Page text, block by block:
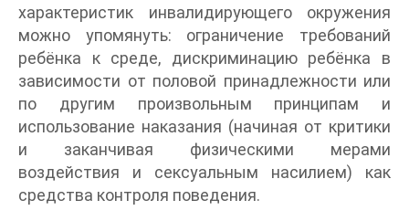
характеристик инвалидирующего окружения
можно упомянуть: ограничение требований
ребёнка к среде, дискриминацию ребёнка в
зависимости от половой принадлежности или
по другим произвольным принципам и
использование наказания (начиная от критики
и заканчивая физическими мерами
воздействия и сексуальным насилием) как
средства контроля поведения.